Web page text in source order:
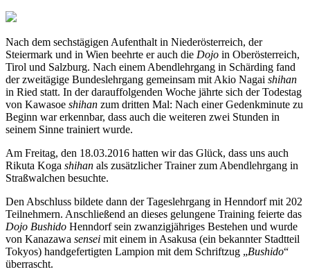
Nach dem sechstägigen Aufenthalt in Niederösterreich, der
Steiermark und in Wien beehrte er auch die Dojo in Oberösterreich,
Tirol und Salzburg. Nach einem Abendlehrgang in Schärding fand
der zweitägige Bundeslehrgang gemeinsam mit Akio Nagai shihan
in Ried statt. In der darauffolgenden Woche jährte sich der Todestag
von Kawasoe shihan zum dritten Mal: Nach einer Gedenkminute zu
Beginn war erkennbar, dass auch die weiteren zwei Stunden in
seinem Sinne trainiert wurde.
Am Freitag, den 18.03.2016 hatten wir das Glück, dass uns auch
Rikuta Koga shihan als zusätzlicher Trainer zum Abendlehrgang in
Straßwalchen besuchte.
Den Abschluss bildete dann der Tageslehrgang in Henndorf mit 202
Teilnehmern. Anschließend an dieses gelungene Training feierte das
Dojo Bushido Henndorf sein zwanzigjähriges Bestehen und wurde
von Kanazawa sensei mit einem in Asakusa (ein bekannter Stadtteil
Tokyos) handgefertigten Lampion mit dem Schriftzug „Bushido“
überrascht.